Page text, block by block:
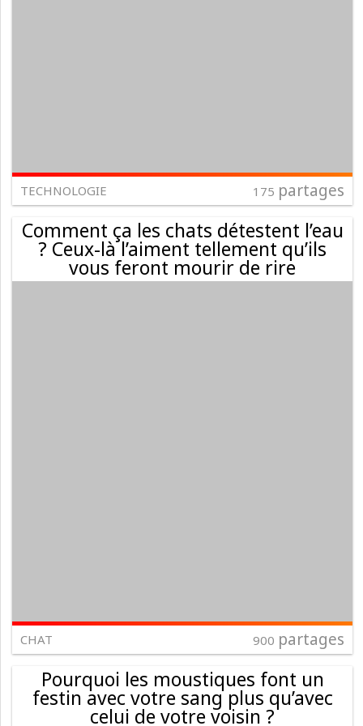
TECHNOLOGIE 175 partages
Comment ça les chats détestent l’eau
? Ceux-là l’aiment tellement qu’ils
vous feront mourir de rire
CHAT 900 partages
Pourquoi les moustiques font un
festin avec votre sang plus qu’avec
celui de votre voisin ?